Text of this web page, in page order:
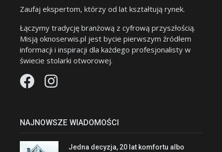
Zaufaj ekspertom, którzy od lat kształtują rynek.
Łączymy tradycję branżową z cyfrową przyszłością.
Misją oknoserwis.pl jest bycie pierwszym źródłem
informacji i inspiracji dla każdego profesjonalisty w
świecie stolarki otworowej.
NAJNOWSZE WIADOMOŚCI
Jedna decyzja, 20 lat komfortu albo